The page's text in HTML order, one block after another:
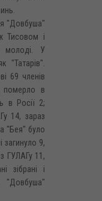
"Довбуша"
Тисовом і
молоді. У
"Татарів".
69 членів
померло в
в Росії 2;
14, зараз
"Бея" було
загинуло 9,
ГУЛАГу 11,
зібрані і
"Довбуша"